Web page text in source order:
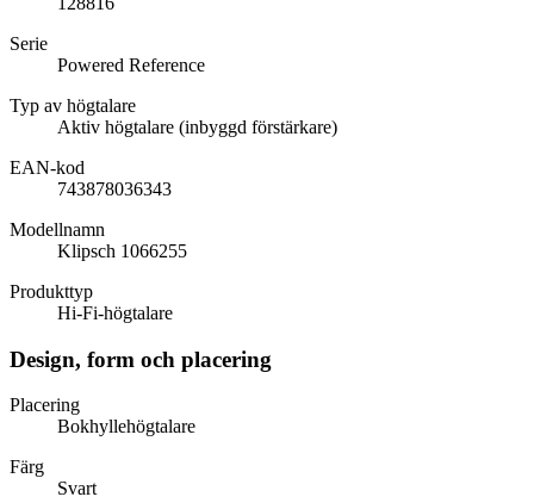
Serie
Powered Reference
Typ av högtalare
Aktiv högtalare (inbyggd förstärkare)
EAN-kod
743878036343
Modellnamn
Klipsch 1066255
Produkttyp
Hi-Fi-högtalare
Design, form och placering
Placering
Bokhyllehögtalare
Färg
Svart